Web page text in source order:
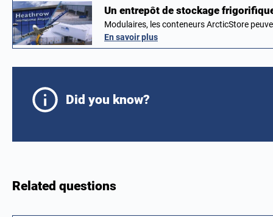
Un entrepôt de stockage
Modulaires, les conteneurs ArcticStore
En savoir plus
Did you know?
Related questions